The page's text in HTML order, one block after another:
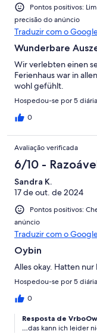
Pontos positivos:
precisão do anúncio
Traduzir com o
Wunderbare
Wir verlebten einen
Ferienhaus war in
wohl gefühlt.
Hospedou-se por 5
0
Avaliação verificada
6/10 -
Sandra K.
17 de out. de 2024
Pontos positivos:
anúncio
Traduzir com o
Oybin
Alles okay. Hatten
Hospedou-se por 5
0
Resposta de
…das kann ich leider